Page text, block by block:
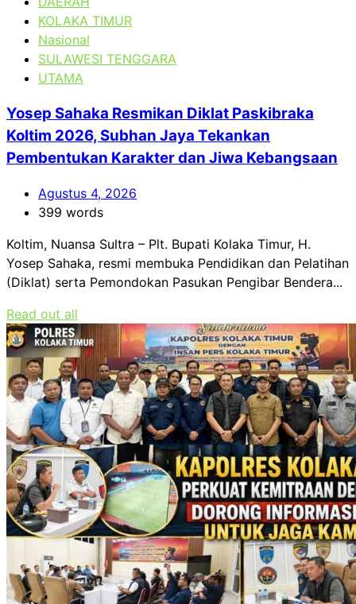
KOLAKA TIMUR
Nasional
SULAWESI TENGGARA
UTAMA
Yosep Sahaka Resmikan Diklat Paskibraka
Koltim 2026, Subhan Jaya Tekankan
Pembentukan Karakter dan Jiwa Kebangsaan
Agustus 4, 2026
399 words
Koltim, Nuansa Sultra – Plt. Bupati Kolaka Timur, H.
Yosep Sahaka, resmi membuka Pendidikan dan Pelatihan
(Diklat) serta Pemondokan Pasukan Pengibar Bendera...
Read out all